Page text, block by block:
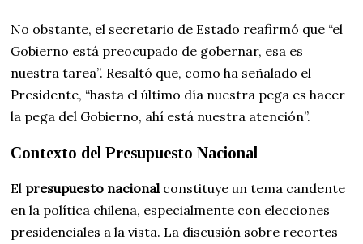
No obstante, el secretario de Estado reafirmó que “el
Gobierno está preocupado de gobernar, esa es
nuestra tarea”. Resaltó que, como ha señalado el
Presidente, “hasta el último día nuestra pega es hacer
la pega del Gobierno, ahí está nuestra atención”.
Contexto del Presupuesto Nacional
El presupuesto nacionalconstituye un tema candente
en la política chilena, especialmente con elecciones
presidenciales a la vista. La discusión sobre recortes